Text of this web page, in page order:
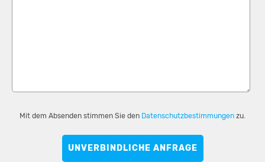
Mit dem Absenden stimmen Sie den Datenschutzbestimmungen zu.
UNVERBINDLICHE ANFRAGE